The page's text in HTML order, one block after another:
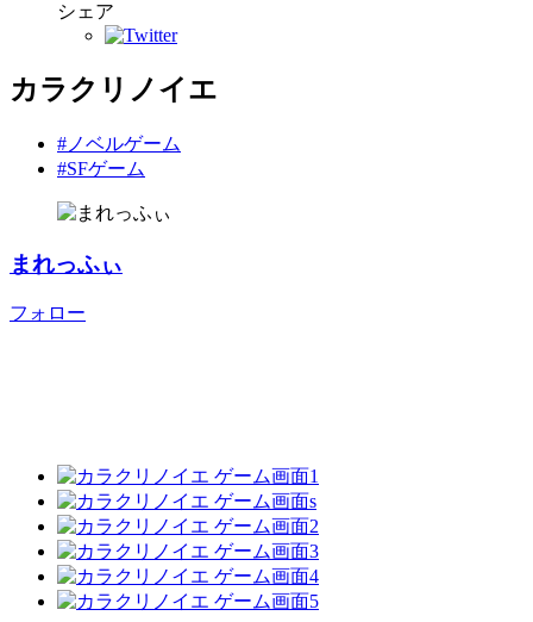
シェア
カラクリノイエ
#ノベルゲーム
#SFゲーム
まれっふぃ
フォロー